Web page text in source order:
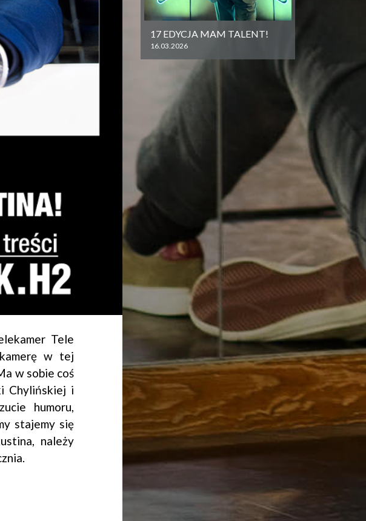
Tele
w tej
w sobie coś
Chylińskiej i
humoru,
stajemy się
należy
17 EDYCJA MAM TALENT!
16.03.2026